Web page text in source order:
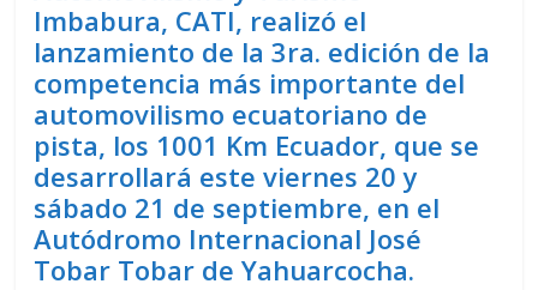
Imbabura, CATI, realizó el
lanzamiento de la 3ra. edición de la
competencia más importante del
automovilismo ecuatoriano de
pista, los 1001 Km Ecuador, que se
desarrollará este viernes 20 y
sábado 21 de septiembre, en el
Autódromo Internacional José
Tobar Tobar de Yahuarcocha.